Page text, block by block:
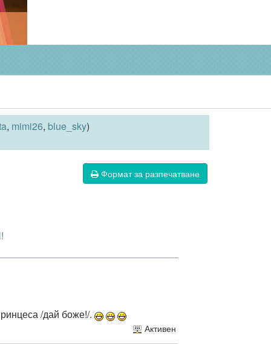
, mimi26, blue_sky)
Формат за разпечатване
/дай боже!/.
Активен